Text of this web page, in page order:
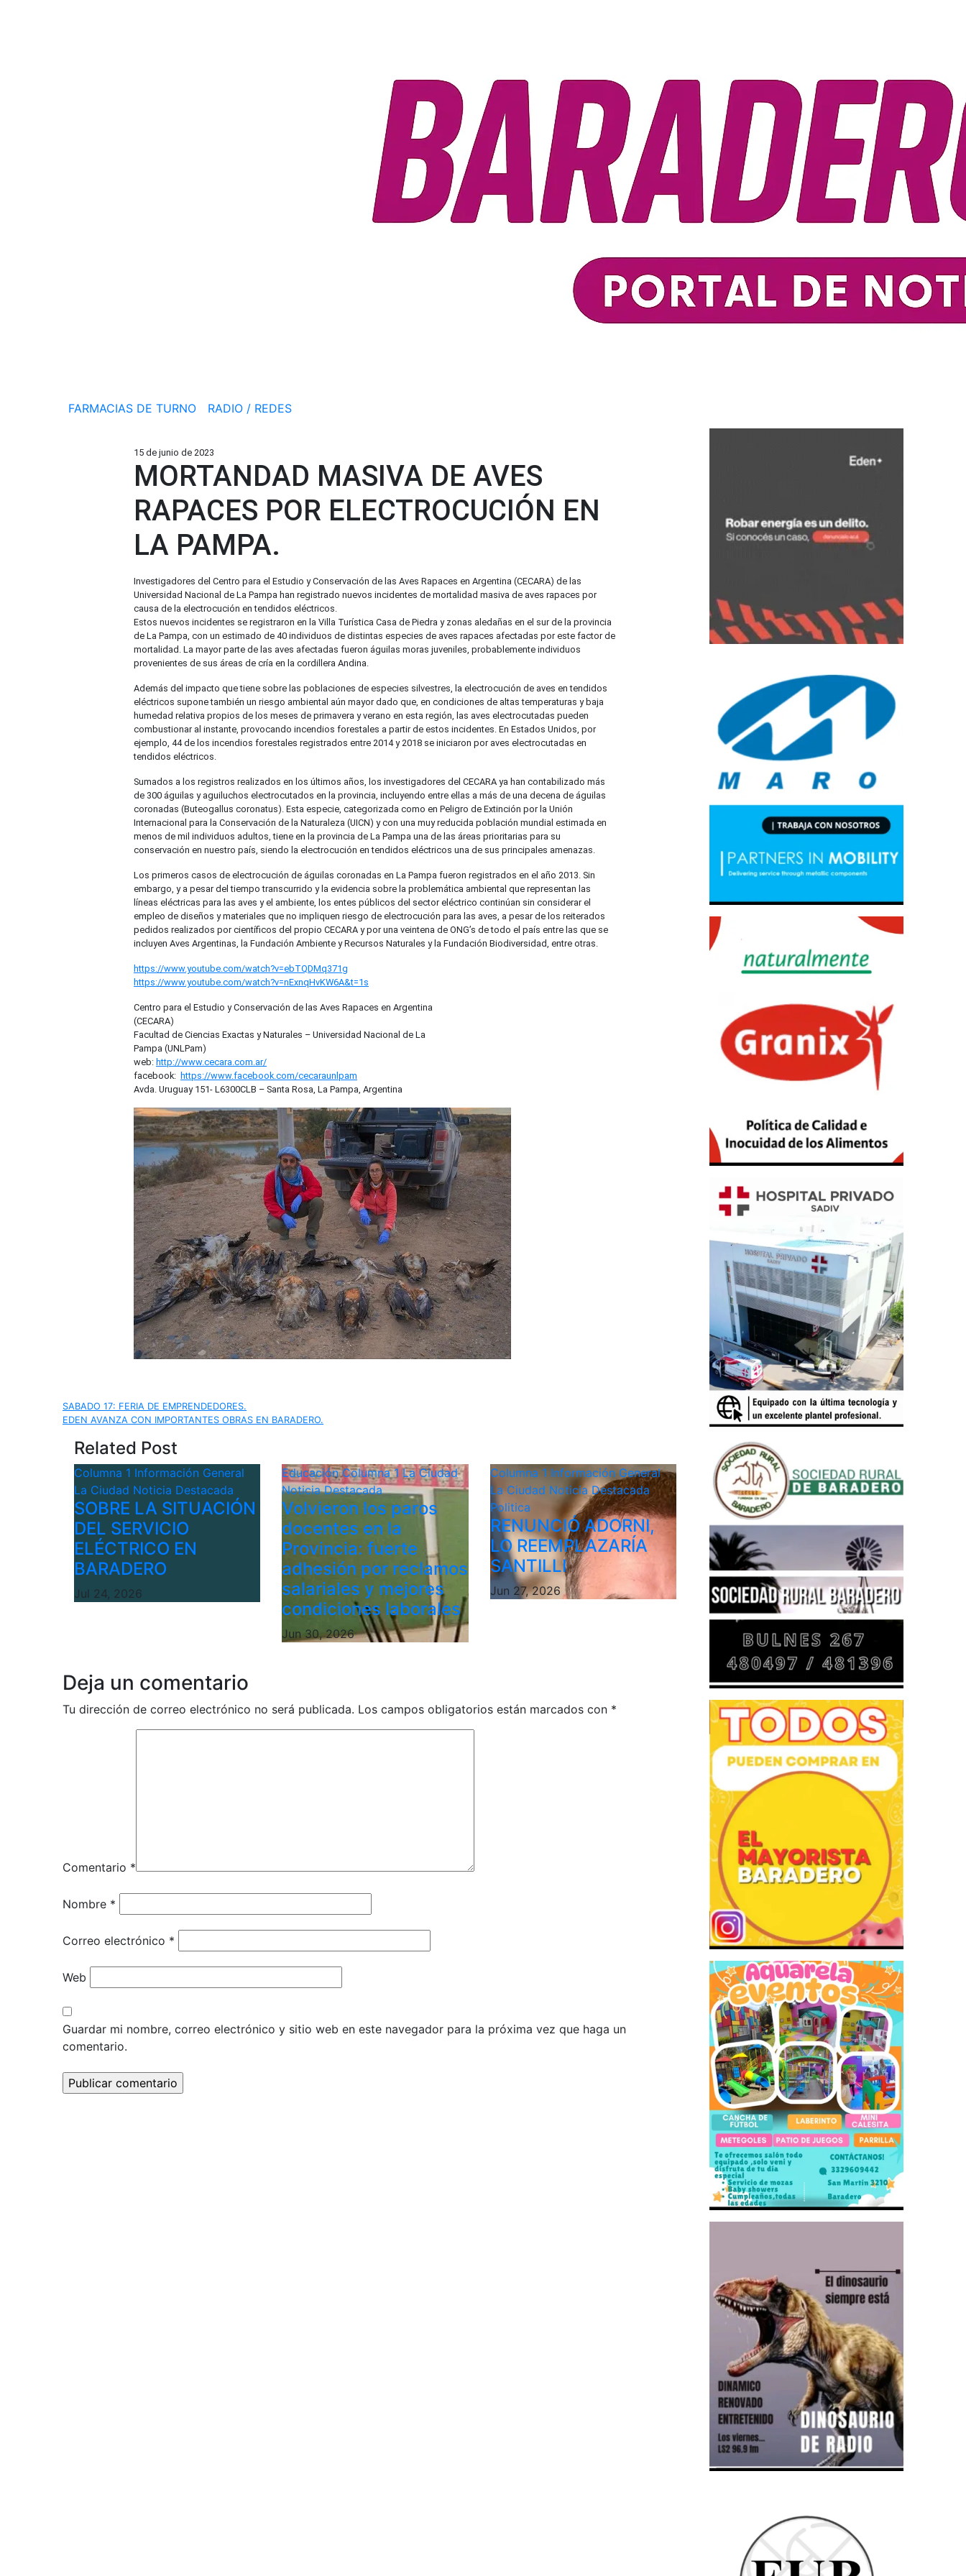
FARMACIAS DE TURNO RADIO / REDES
15 de junio de 2023
MORTANDAD MASIVA DE AVES
RAPACES POR ELECTROCUCIÓN EN
LA PAMPA.
Investigadores del Centro para el Estudio y Conservación de las Aves Rapaces en Argentina (CECARA) de las
Universidad Nacional de La Pampa han registrado nuevos incidentes de mortalidad masiva de aves rapaces por
causa de la electrocución en tendidos eléctricos.
Estos nuevos incidentes se registraron en la Villa Turística Casa de Piedra y zonas aledañas en el sur de la provincia
de La Pampa, con un estimado de 40 individuos de distintas especies de aves rapaces afectadas por este factor de
mortalidad. La mayor parte de las aves afectadas fueron águilas moras juveniles, probablemente individuos
provenientes de sus áreas de cría en la cordillera Andina.
Además del impacto que tiene sobre las poblaciones de especies silvestres, la electrocución de aves en tendidos
eléctricos supone también un riesgo ambiental aún mayor dado que, en condiciones de altas temperaturas y baja
humedad relativa propios de los meses de primavera y verano en esta región, las aves electrocutadas pueden
combustionar al instante, provocando incendios forestales a partir de estos incidentes. En Estados Unidos, por
ejemplo, 44 de los incendios forestales registrados entre 2014 y 2018 se iniciaron por aves electrocutadas en
tendidos eléctricos.
Sumados a los registros realizados en los últimos años, los investigadores del CECARA ya han contabilizado más
de 300 águilas y aguiluchos electrocutados en la provincia, incluyendo entre ellas a más de una decena de águilas
coronadas (Buteogallus coronatus). Esta especie, categorizada como en Peligro de Extinción por la Unión
Internacional para la Conservación de la Naturaleza (UICN) y con una muy reducida población mundial estimada en
menos de mil individuos adultos, tiene en la provincia de La Pampa una de las áreas prioritarias para su
conservación en nuestro país, siendo la electrocución en tendidos eléctricos una de sus principales amenazas.
Los primeros casos de electrocución de águilas coronadas en La Pampa fueron registrados en el año 2013. Sin
embargo, y a pesar del tiempo transcurrido y la evidencia sobre la problemática ambiental que representan las
líneas eléctricas para las aves y el ambiente, los entes públicos del sector eléctrico continúan sin considerar el
empleo de diseños y materiales que no impliquen riesgo de electrocución para las aves, a pesar de los reiterados
pedidos realizados por científicos del propio CECARA y por una veintena de ONG’s de todo el país entre las que se
incluyen Aves Argentinas, la Fundación Ambiente y Recursos Naturales y la Fundación Biodiversidad, entre otras.
https://www.youtube.com/watch?v=ebTQDMq371g
https://www.youtube.com/watch?v=nExnqHvKW6A&t=1s
Centro para el Estudio y Conservación de las Aves Rapaces en Argentina
(CECARA)
Facultad de Ciencias Exactas y Naturales – Universidad Nacional de La
Pampa (UNLPam)
web: http://www.cecara.com.ar/
facebook: https://www.facebook.com/cecaraunlpam
Avda. Uruguay 151- L6300CLB – Santa Rosa, La Pampa, Argentina
Navegación
de
entradas
SABADO 17: FERIA DE EMPRENDEDORES.
EDEN AVANZA CON IMPORTANTES OBRAS EN BARADERO.
Related Post
Columna 1 Información General
La Ciudad Noticia Destacada
SOBRE LA SITUACIÓN
DEL SERVICIO
ELÉCTRICO EN
BARADERO
Jul 24, 2026
EducaciónColumna 1 La Ciudad
Noticia Destacada
Volvieron los paros
docentes en la
Provincia: fuerte
adhesión por reclamos
salariales y mejores
condiciones laborales
Jun 30, 2026
Columna 1 Información General
La Ciudad Noticia Destacada
Politica
RENUNCIÓ ADORNI,
LO REEMPLAZARÍA
SANTILLI
Jun 27, 2026
Deja un comentario
Tu dirección de correo electrónico no será publicada. Los campos obligatorios están marcados con *
Comentario *
Nombre *
Correo electrónico *
Web
Guardar mi nombre, correo electrónico y sitio web en este navegador para la próxima vez que haga un
comentario.